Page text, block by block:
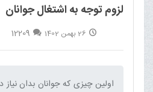
لزوم توجه به اشتغال جوانان
26 بهمن 1402 12209
اولین چیزی که جوانان بدان